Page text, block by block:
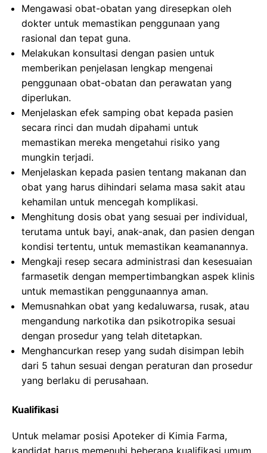
Mengawasi obat-obatan yang diresepkan oleh
dokter untuk memastikan penggunaan yang
rasional dan tepat guna.
Melakukan konsultasi dengan pasien untuk
memberikan penjelasan lengkap mengenai
penggunaan obat-obatan dan perawatan yang
diperlukan.
Menjelaskan efek samping obat kepada pasien
secara rinci dan mudah dipahami untuk
memastikan mereka mengetahui risiko yang
mungkin terjadi.
Menjelaskan kepada pasien tentang makanan dan
obat yang harus dihindari selama masa sakit atau
kehamilan untuk mencegah komplikasi.
Menghitung dosis obat yang sesuai per individual,
terutama untuk bayi, anak-anak, dan pasien dengan
kondisi tertentu, untuk memastikan keamanannya.
Mengkaji resep secara administrasi dan kesesuaian
farmasetik dengan mempertimbangkan aspek klinis
untuk memastikan penggunaannya aman.
Memusnahkan obat yang kedaluwarsa, rusak, atau
mengandung narkotika dan psikotropika sesuai
dengan prosedur yang telah ditetapkan.
Menghancurkan resep yang sudah disimpan lebih
dari 5 tahun sesuai dengan peraturan dan prosedur
yang berlaku di perusahaan.
Kualifikasi
Untuk melamar posisi Apoteker di Kimia Farma,
kandidat harus memenuhi beberapa kualifikasi umum